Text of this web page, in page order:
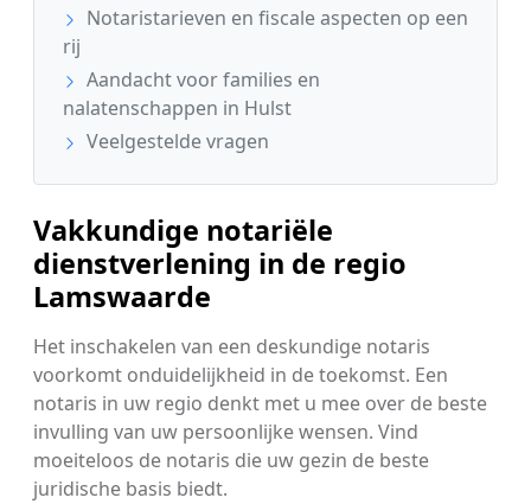
Notaristarieven en fiscale aspecten op een
rij
Aandacht voor families en
nalatenschappen in Hulst
Veelgestelde vragen
Vakkundige notariële
dienstverlening in de regio
Lamswaarde
Het inschakelen van een deskundige notaris
voorkomt onduidelijkheid in de toekomst. Een
notaris in uw regio denkt met u mee over de beste
invulling van uw persoonlijke wensen. Vind
moeiteloos de notaris die uw gezin de beste
juridische basis biedt.